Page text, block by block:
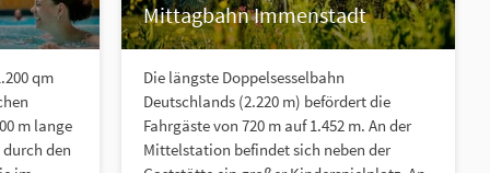
qm
m lange
den
Mittagbahn Immenstadt
Die längste Doppelsesselbahn
Deutschlands (2.220 m) befördert die
Fahrgäste von 720 m auf 1.452 m. An der
Mittelstation befindet sich neben der